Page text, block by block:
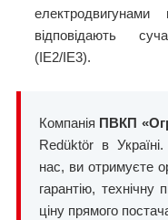
відповідають
(IE2/IE3).
Компанія ПВКП
Redüktör в
нас, ви отримуєте
гарантію, технічну
ціну прямого